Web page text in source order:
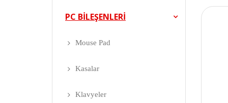
PC BİLEŞENLERİ
Mouse Pad
Kasalar
Klavyeler